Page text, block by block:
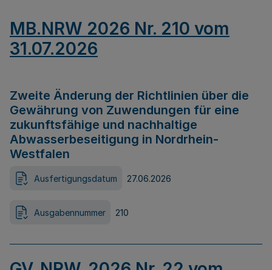
MB.NRW 2026 Nr. 210 vom
31.07.2026
Zweite Änderung der Richtlinien über die
Gewährung von Zuwendungen für eine
zukunftsfähige und nachhaltige
Abwasserbeseitigung in Nordrhein-
Westfalen
Ausfertigungsdatum 27.06.2026
Ausgabennummer 210